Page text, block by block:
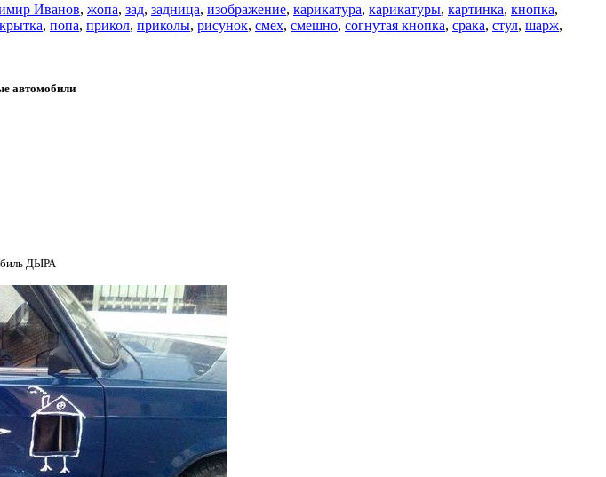
Иванов, жопа, зад, задница, изображение, карикатура, карикатуры, картинка, кнопка,
, попа, прикол, приколы, рисунок, смех, смешно, согнутая кнопка, срака, стул, шарж,
автомобили
ДЫРА